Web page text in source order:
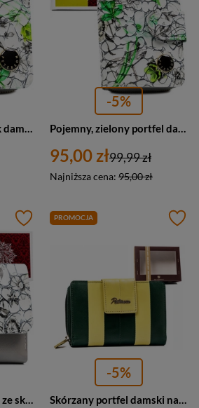
Mały, zielony portfelik damski ze skóry naturalnej z systemem RFID - Peterson
-5%
Pojemny, zielony portfel damski ze skóry naturalnej z systemem RFID - Peterson
95,00 zł
Najniższa cena: 95,00 zł
99,99 zł
PROMOCJA
-5%